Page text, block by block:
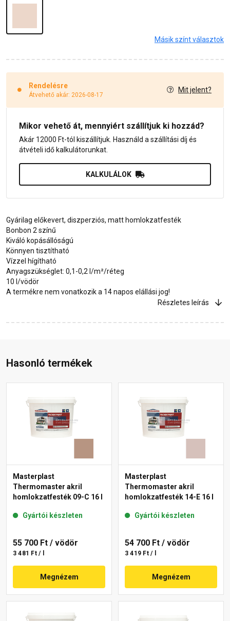
Másik színt választok
Rendelésre
Átvehető akár: 2026-08-17
Mit jelent?
Mikor vehető át, mennyiért szállítjuk ki hozzád?
Akár 12000 Ft-tól kiszállítjuk. Használd a szállítási díj és
átvételi idő kalkulátorunkat.
KALKULÁLOK
Gyárilag előkevert, diszperziós, matt homlokzatfesték
Bonbon 2 színű
Kiváló kopásállóságú
Könnyen tisztítható
Vízzel hígítható
Anyagszükséglet: 0,1-0,2 l/m²/réteg
10 l/vödör
A termékre nem vonatkozik a 14 napos elállási jog!
Részletes leírás
Hasonló termékek
Masterplast
Thermomaster akril
homlokzatfesték 09-C 16 l
Gyártói készleten
55 700 Ft / vödör
3 481 Ft / l
Megnézem
Masterplast
Thermomaster akril
homlokzatfesték 14-E 16 l
Gyártói készleten
54 700 Ft / vödör
3 419 Ft / l
Megnézem